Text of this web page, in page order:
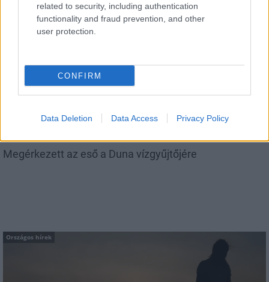
related to security, including authentication
functionality and fraud prevention, and other
user protection.
CONFIRM
Data Deletion Data Access Privacy Policy
AJÁNLJUK MÉG
Megérkezett az eső a Duna vízgyűjtőjére
Országos hírek